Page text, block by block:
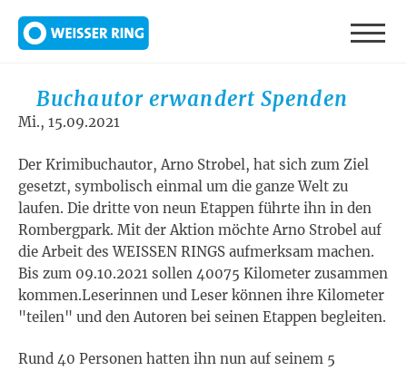
Buchautor erwandert Spenden
Mi., 15.09.2021
Der Krimibuchautor, Arno Strobel, hat sich zum Ziel
gesetzt, symbolisch einmal um die ganze Welt zu
laufen. Die dritte von neun Etappen führte ihn in den
Rombergpark. Mit der Aktion möchte Arno Strobel auf
die Arbeit des WEISSEN RINGS aufmerksam machen.
Bis zum 09.10.2021 sollen 40075 Kilometer zusammen
kommen.Leserinnen und Leser können ihre Kilometer
"teilen" und den Autoren bei seinen Etappen begleiten.
Rund 40 Personen hatten ihn nun auf seinem 5